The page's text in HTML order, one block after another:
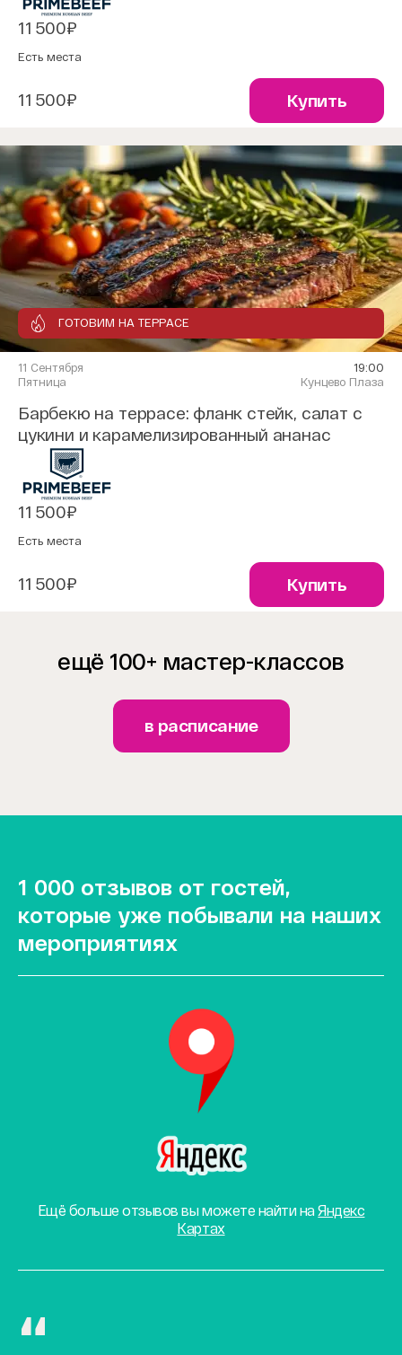
11 500₽
Есть места
11 500₽ Купить
ГОТОВИМ НА ТЕРРАСЕ
11 Сентября
Пятница
19:00
Кунцево Плаза
Барбекю на террасе: фланк стейк, салат с
цукини и карамелизированный ананас
11 500₽
Есть места
11 500₽ Купить
ещё 100+ мастер-классов
в расписание
1 000 отзывов от гостей,
которые уже побывали на наших
мероприятиях
Ещё больше отзывов вы можете найти наЯндекс
Картах